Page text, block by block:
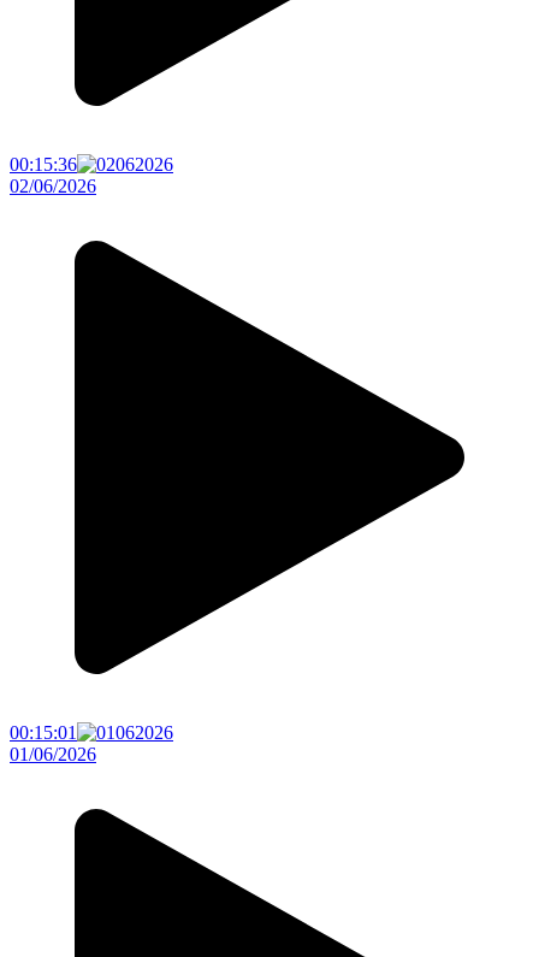
00:15:36
02/06/2026
00:15:01
01/06/2026